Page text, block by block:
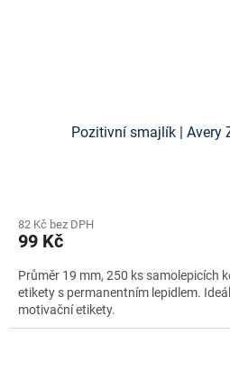
Pozitivní smajlík | Avery
82 Kč bez DPH
99 Kč
Průměr 19 mm, 250 ks samolepicích
etikety s permanentním lepidlem.
motivační etikety.